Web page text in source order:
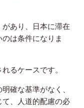
あり、日本に滞在
は条件になりま
るケースです。
確な基準がなく、
、人道的配慮の必